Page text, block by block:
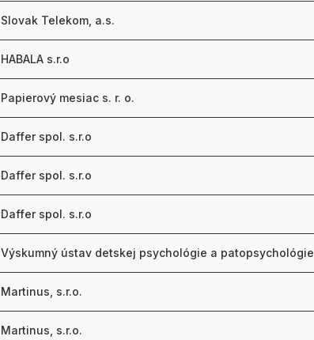
Slovak Telekom, a.s.
HABALA s.r.o
Papierový mesiac s. r. o.
Daffer spol. s.r.o
Daffer spol. s.r.o
Daffer spol. s.r.o
Výskumný ústav detskej psychológie a patopsychológie
Martinus, s.r.o.
Martinus, s.r.o.